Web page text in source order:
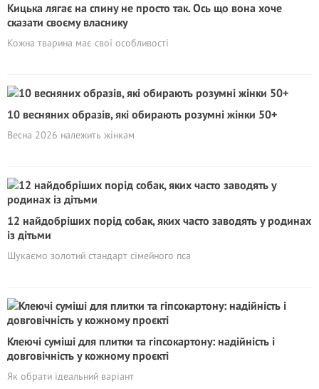
Кицька лягає на спину не просто так. Ось що вона хоче
сказати своєму власнику
Кожна тварина має свої особливості
10 весняних образів, які обирають розумні жінки 50+
Весна 2026 належить жінкам
12 найдобріших порід собак, яких часто заводять у родинах
із дітьми
Шукаємо золотий стандарт сімейного пса
Клеючі суміші для плитки та гіпсокартону: надійність і
довговічність у кожному проєкті
Як обрати ідеальний варіант